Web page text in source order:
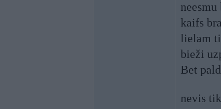
kaifs
lielam
bieži
Bet
nevis